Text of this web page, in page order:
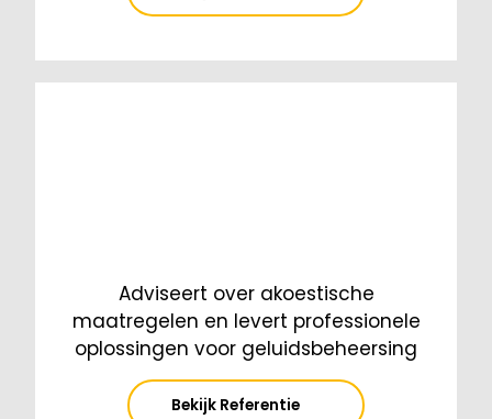
Adviseert over akoestische
maatregelen en levert professionele
oplossingen voor geluidsbeheersing
Bekijk Referentie